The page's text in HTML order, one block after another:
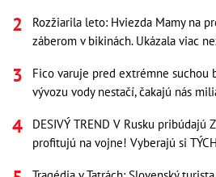
Rozžiarila leto: Hviezda Mamy na
záberom v bikinách. Ukázala viac
Fico varuje pred extrémne suchou
vývozu vody nestačí, čakajú nás
DESIVÝ TREND V Rusku pribúdajú
profitujú na vojne! Vyberajú si